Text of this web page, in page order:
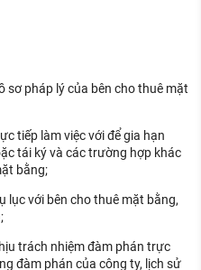
sơ pháp lý của bên cho thuê mặt
tiếp làm việc với để gia hạn
tái ký và các trường hợp khác
bằng;
lục với bên cho thuê mặt bằng,
trách nhiệm đàm phán trực
đàm phán của công ty, lịch sử